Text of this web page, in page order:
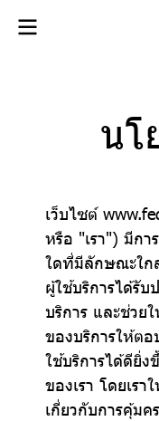
นโ
เว็บไซต์
หรือ "เรา") มีกา
ใดที่มีลักษณะใก
ผู้ใช้บริการได้รั
บริการ และช่วย
ของบริการให้ต
ใช้บริการได้ดียิ่ง
ของเรา โดยเร
เกี่ยวกับการคุ้ม